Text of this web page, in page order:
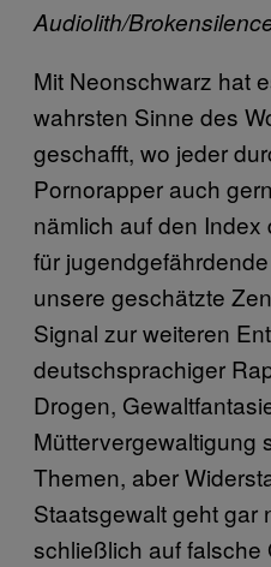
Audiolith/
Mit Neonschwarz hat
wahrsten Sinne des
geschafft, wo jeder
Pornorapper auch
nämlich auf den
für
unsere geschätzte
Signal zur weiteren
deutschsprachiger
Drogen,
Müttervergewaltigung
Themen, aber
Staatsgewalt geht gar
schließlich auf